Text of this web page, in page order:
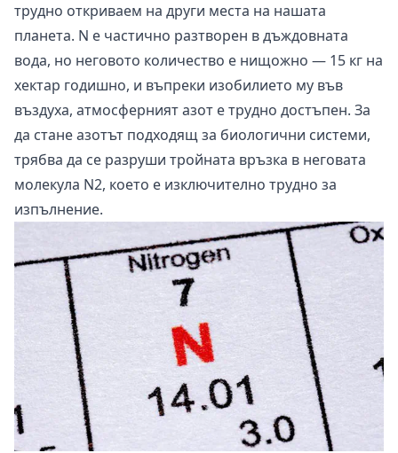
трудно откриваем на други места на нашата
планета. N е частично разтворен в дъждовната
вода, но неговото количество е нищожно — 15 кг на
хектар годишно, и въпреки изобилието му във
въздуха, атмосферният азот е трудно достъпен. За
да стане азотът подходящ за биологични системи,
трябва да се разруши тройната връзка в неговата
молекула N2, което е изключително трудно за
изпълнение.